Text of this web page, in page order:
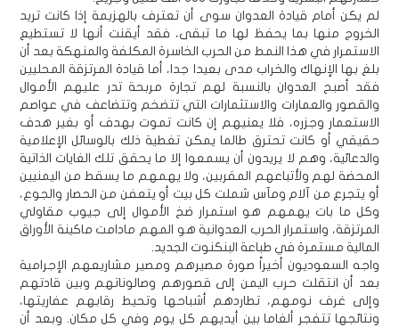
لم يكن أمام قيادة العدوان سوى أن تعترف بالهزيمة إذا كانت تريد
الخروج منها بما يحفظ لها ما تبقى، فقد أيقنت أنها لا تستطيع
الاستمرار في هذا النمط من الحرب الخاسرة المكلفة والمنهكة بعد أن
بلغ بها الإنهاك والخراب مدى بعيدا جدا، أما قيادة المرتزقة المحليين
فقد أصبح العدوان بالنسبة لهم تجارة مربحة تدر عليهم الأموال
والقصور والعمارات والاستثمارات التي تتضخم وتتضاعف في عواصم
الاستعمار وجزره، فلا يعنيهم إن كانت تموت بهدف أو بغير هدف
حقيقي أو كانت تحترق طالما يمكن تغطية ذلك بالوسائل الإعلامية
والدعائية، وهم لا يريدون أن يسمعوا إلا ما يحقق تلك الغايات الذاتية
المحضة لهم ولأتباعهم المقربين، ولا يهمهم ما يسقط من اليمنيين
أو يتجرع من آلام ومآس شملت كل بيت أو يتعفن من الحصار والجوع،
وكل ما بات يهمهم هو استمرار ضخ الأموال إلى جيوب مقاولي
المرتزقة، واستمرار الحرب العدوانية هو المهم مادامت ماكينة الأوراق
المالية مستمرة في طباعة البنكنوت الجديد.
واجه السعوديون أخيراً صورة مصيرهم ومصير مشاريعهم الإجرامية
بعد أن انتقلت حرب اليمن إلى قصورهم وصالوناتهم وبين قادتهم
وإلى غرف نومهم، تطاردهم أشباحها وتحيط رقابهم عفاريتها،
ونتائجها تتفجر ألغاما بين أيديهم كل يوم وفي كل مكان. وبعد أن